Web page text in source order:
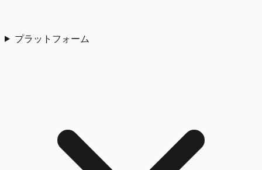
プラットフォーム